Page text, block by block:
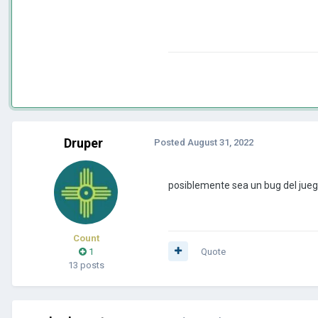
Druper
Count
1
13 posts
Posted August 31, 2022
posiblemente sea un bug del
Quote